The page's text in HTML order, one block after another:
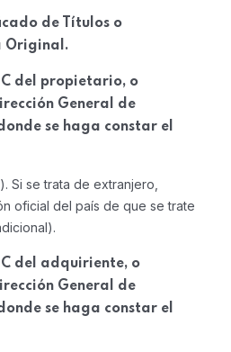
de Títulos o
Original.
del propietario, o
General de
se haga constar el
Si se trata de extranjero,
oficial del país de que se trate
del adquiriente, o
General de
se haga constar el